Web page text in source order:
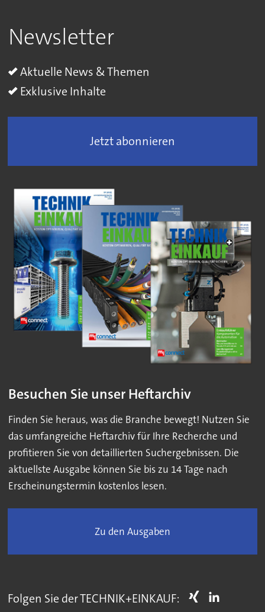
Newsletter
Aktuelle News & Themen
Exklusive Inhalte
Jetzt abonnieren
Besuchen Sie unser Heftarchiv
Finden Sie heraus, was die Branche bewegt! Nutzen Sie
das umfangreiche Heftarchiv für Ihre Recherche und
profitieren Sie von detaillierten Suchergebnissen. Die
aktuellste Ausgabe können Sie bis zu 14 Tage nach
Erscheinungstermin kostenlos lesen.
Zu den Ausgaben
Folgen Sie der TECHNIK+EINKAUF: